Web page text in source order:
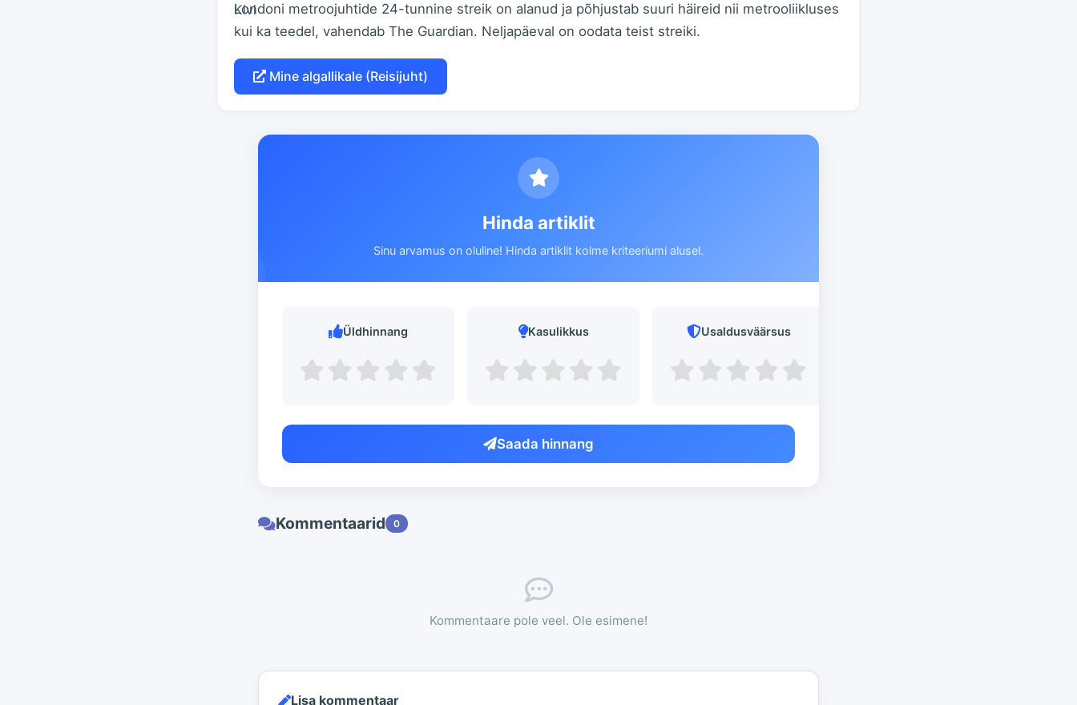
Londoni metroojuhtide 24-tunnine streik on alanud ja põhjustab suuri häireid nii metrooliikluses
kui ka teedel, vahendab The Guardian. Neljapäeval on oodata teist streiki.
Mine algallikale (Reisijuht)
Hinda artiklit
Sinu arvamus on oluline! Hinda artiklit kolme kriteeriumi alusel.
Üldhinnang Kasulikkus Usaldusväärsus
Saada hinnang
Kommentaarid 0
Kommentaare pole veel. Ole esimene!
Lisa kommentaar